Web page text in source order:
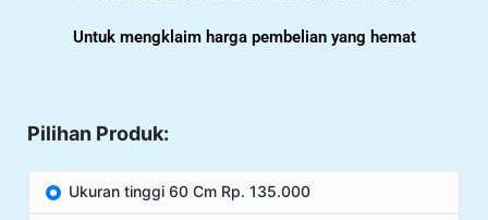
Untuk mengklaim harga pembelian yang hemat
Pilihan Produk:
Ukuran tinggi 60 Cm Rp. 135.000